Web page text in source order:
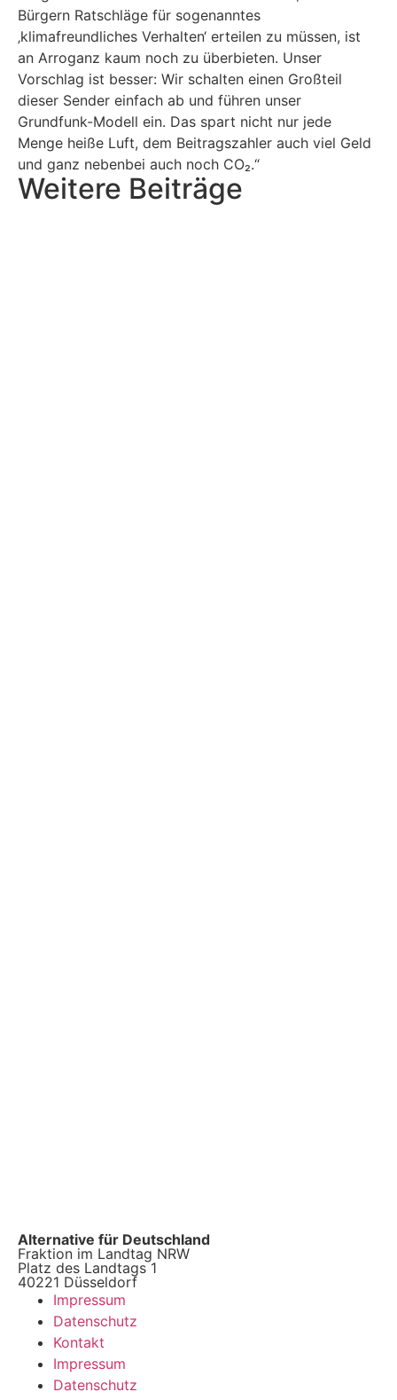
Bürgern Ratschläge für sogenanntes
‚klimafreundliches Verhalten‘ erteilen zu müssen, ist
an Arroganz kaum noch zu überbieten. Unser
Vorschlag ist besser: Wir schalten einen Großteil
dieser Sender einfach ab und führen unser
Grundfunk-Modell ein. Das spart nicht nur jede
Menge heiße Luft, dem Beitragszahler auch viel Geld
und ganz nebenbei auch noch CO₂.“
Weitere Beiträge
Alternative für Deutschland
Fraktion im Landtag NRW
Platz des Landtags 1
40221 Düsseldorf
Impressum
Datenschutz
Kontakt
Impressum
Datenschutz